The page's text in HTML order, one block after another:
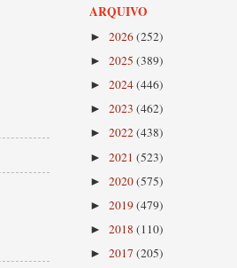
ARQUIVO
► 2026(252)
► 2025 (389)
► 2024(446)
► 2023 (462)
► 2022(438)
► 2021 (523)
► 2020(575)
► 2019(479)
► 2018 (110)
► 2017 (205)